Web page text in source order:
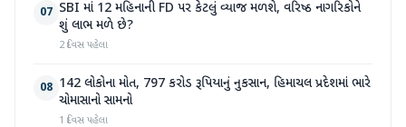
07 SBI માં 12 મહિનાની FD પર કેટલું વ્યાજ મળશે, વરિષ્ઠ નાગરિકોને
શું લાભ મળે છે?
2 દિવસ પહેલા
08 142 લોકોના મોત, 797 કરોડ રૂપિયાનું નુકસાન, હિમાચલ પ્રદેશમાં ભારે
ચોમાસાનો સામનો
1 દિવસ પહેલા